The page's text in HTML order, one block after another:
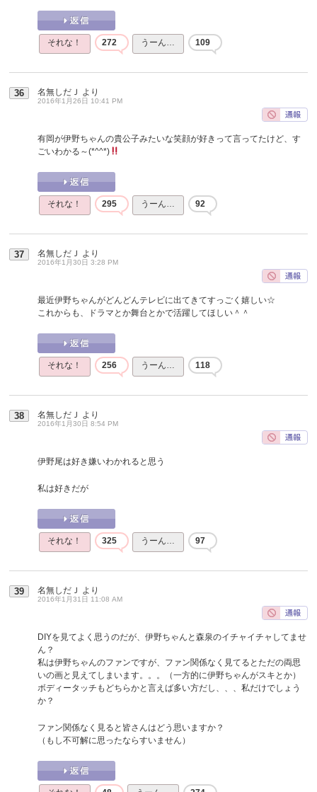
それな！ 272 うーん… 109
36 名無しだＪ より
2016年1月26日 10:41 PM
有岡が伊野ちゃんの貴公子みたいな笑顔が好きって言ってたけど、す
ごいわかる～(*^^*)
それな！ 295 うーん… 92
37 名無しだＪ より
2016年1月30日 3:28 PM
最近伊野ちゃんがどんどんテレビに出てきてすっごく嬉しい☆
これからも、ドラマとか舞台とかで活躍してほしい＾＾
それな！ 256 うーん… 118
38 名無しだＪ より
2016年1月30日 8:54 PM
伊野尾は好き嫌いわかれると思う
私は好きだが
それな！ 325 うーん… 97
39 名無しだＪ より
2016年1月31日 11:08 AM
DIYを見てよく思うのだが、伊野ちゃんと森泉のイチャイチャしてませ
ん？
私は伊野ちゃんのファンですが、ファン関係なく見てるとただの両思
いの画と見えてしまいます。。。（一方的に伊野ちゃんがスキとか）
ボディータッチもどちらかと言えば多い方だし、、、私だけでしょう
か？
ファン関係なく見ると皆さんはどう思いますか？
（もし不可解に思ったならすいません）